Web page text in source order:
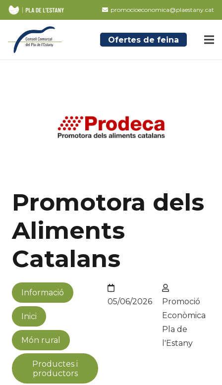
promocioeconomica@plaestany.cat
Ofertes de feina
Promotora dels
Aliments
Catalans
Informació
Inici
Món rural
Productes i
productors
05/06/2026
Promoció
Econòmica
Pla de
l'Estany